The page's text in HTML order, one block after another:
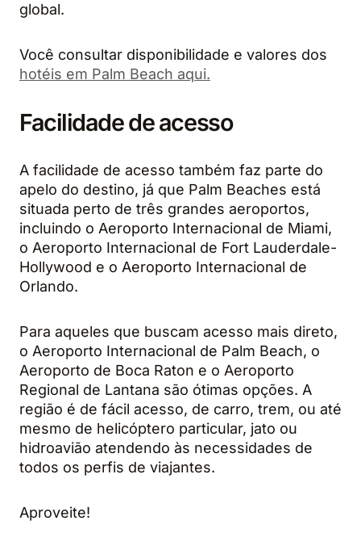
global.
Você consultar disponibilidade e valores dos
hotéis em Palm Beach aqui.
Facilidade de acesso
A facilidade de acesso também faz parte do
apelo do destino, já que Palm Beaches está
situada perto de três grandes aeroportos,
incluindo o Aeroporto Internacional de Miami,
o Aeroporto Internacional de Fort Lauderdale-
Hollywood e o Aeroporto Internacional de
Orlando.
Para aqueles que buscam acesso mais direto,
o Aeroporto Internacional de Palm Beach, o
Aeroporto de Boca Raton e o Aeroporto
Regional de Lantana são ótimas opções. A
região é de fácil acesso, de carro, trem, ou até
mesmo de helicóptero particular, jato ou
hidroavião atendendo às necessidades de
todos os perfis de viajantes.
Aproveite!